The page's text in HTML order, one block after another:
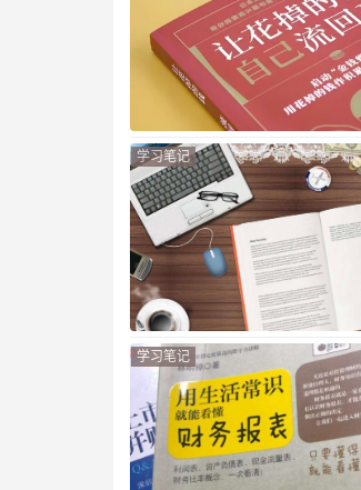
学习笔记
学习笔记